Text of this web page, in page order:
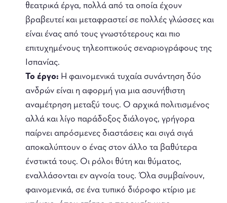
θεατρικά έργα, πολλά από τα οποία έχουν
βραβευτεί και μεταφραστεί σε πολλές γλώσσες και
είναι ένας από τους γνωστότερους και πιο
επιτυχημένους τηλεοπτικούς σεναριογράφους της
Ισπανίας.
Το έργο: Η φαινομενικά τυχαία συνάντηση δύο
ανδρών είναι η αφορμή για μια ασυνήθιστη
αναμέτρηση μεταξύ τους. Ο αρχικά πολιτισμένος
αλλά και λίγο παράδοξος διάλογος, γρήγορα
παίρνει απρόσμενες διαστάσεις και σιγά σιγά
αποκαλύπτουν ο ένας στον άλλο τα βαθύτερα
ένστικτά τους. Οι ρόλοι θύτη και θύματος,
εναλλάσονται εν αγνοία τους. Όλα συμβαίνουν,
φαινομενικά, σε ένα τυπικό διόροφο κτίριο με